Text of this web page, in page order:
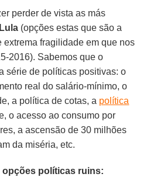
perder de vista as más
(opções estas que são a
extrema fragilidade em que nos
2016). Sabemos que o
série de políticas positivas: o
real do salário-mínimo, o
a política de cotas, a política
o acesso ao consumo por
a ascensão de 30 milhões
da miséria, etc.
opções políticas ruins: